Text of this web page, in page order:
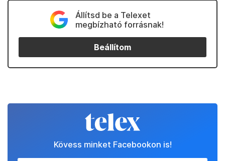
Állítsd be a Telexet
megbízható forrásnak!
Beállítom
Kövess minket Facebookon is!